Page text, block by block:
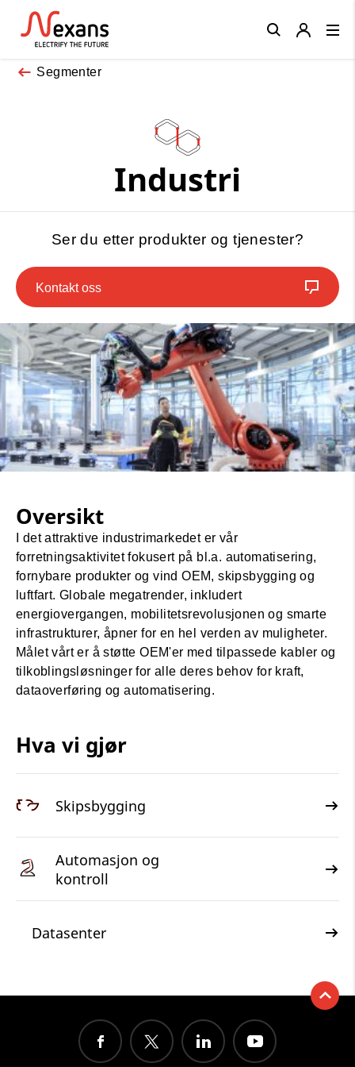
Segmenter
Industri
Ser du etter produkter og tjenester?
Kontakt oss
Oversikt
I det attraktive industrimarkedet er vår
forretningsaktivitet fokusert på bl.a. automatisering,
fornybare produkter og vind OEM, skipsbygging og
luftfart. Globale megatrender, inkludert
energiovergangen, mobilitetsrevolusjonen og smarte
infrastrukturer, åpner for en hel verden av muligheter.
Målet vårt er å støtte OEM'er med tilpassede kabler og
tilkoblingsløsninger for alle deres behov for kraft,
dataoverføring og automatisering.
Hva vi gjør
Skipsbygging
Automasjon og
kontroll
Datasenter
Close